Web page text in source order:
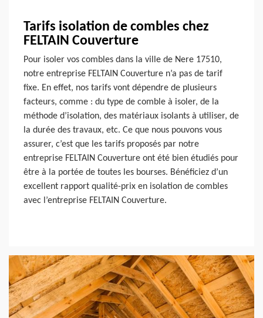
Tarifs isolation de combles chez
FELTAIN Couverture
Pour isoler vos combles dans la ville de Nere 17510,
notre entreprise FELTAIN Couverture n’a pas de tarif
fixe. En effet, nos tarifs vont dépendre de plusieurs
facteurs, comme : du type de comble à isoler, de la
méthode d’isolation, des matériaux isolants à utiliser, de
la durée des travaux, etc. Ce que nous pouvons vous
assurer, c’est que les tarifs proposés par notre
entreprise FELTAIN Couverture ont été bien étudiés pour
être à la portée de toutes les bourses. Bénéficiez d’un
excellent rapport qualité-prix en isolation de combles
avec l’entreprise FELTAIN Couverture.